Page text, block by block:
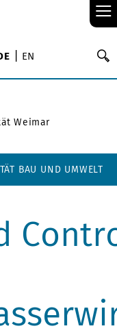
≡
EN
Weimar
BAU UND UMWELT